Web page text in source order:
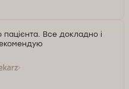
Все докладно і